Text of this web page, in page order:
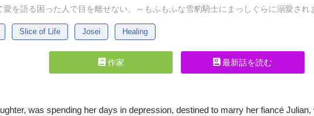
を語る困った人で目を離せない。～もふもふな雪豹騎士にまっしぐらに溺愛され
Slice of Life Josei Healing
作家 最新話を読む
was spending her days in depression, destined to marry her fiancé